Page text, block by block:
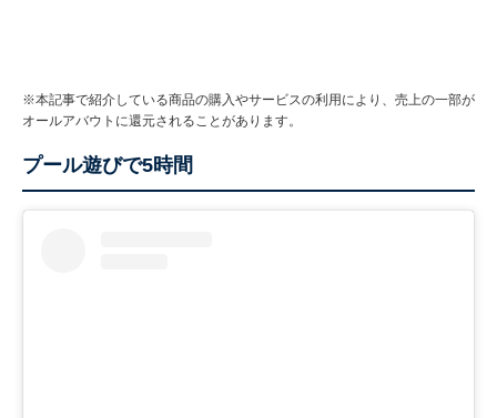
※本記事で紹介している商品の購入やサービスの利用により、売上の一部が
オールアバウトに還元されることがあります。
プール遊びで5時間